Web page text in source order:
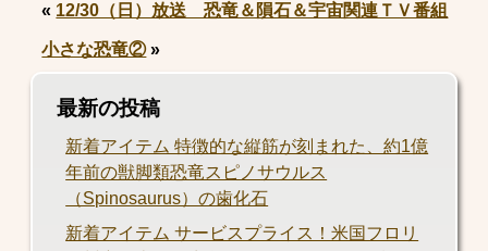
« 12/30（日）放送 恐竜＆隕石＆宇宙関連ＴＶ番組
小さな恐竜②»
最新の投稿
新着アイテム 特徴的な縦筋が刻まれた、約1億
年前の獣脚類恐竜スピノサウルス
（Spinosaurus）の歯化石
新着アイテム サービスプライス！米国フロリ